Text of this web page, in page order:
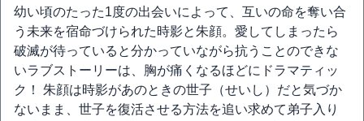
幼い頃のたった1度の出会いによって、互いの命を奪い合
う未来を宿命づけられた時影と朱顔。愛してしまったら
破滅が待っていると分かっていながら抗うことのできな
いラブストーリーは、胸が痛くなるほどにドラマティッ
ク！ 朱顔は時影があのときの世子（せいし）だと気づか
ないまま、世子を復活させる方法を追い求めて弟子入り